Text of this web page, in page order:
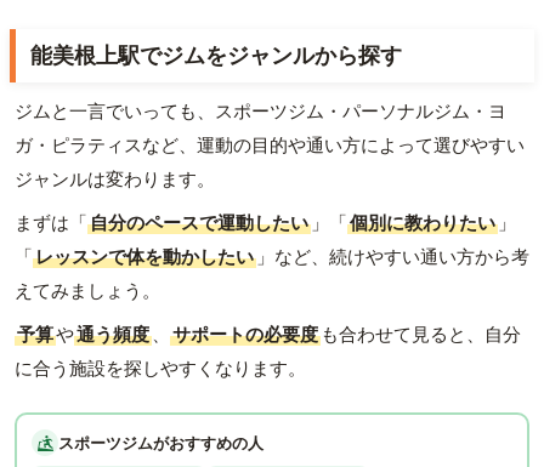
能美根上駅でジムをジャンルから探す
ジムと一言でいっても、スポーツジム・パーソナルジム・ヨ
ガ・ピラティスなど、運動の目的や通い方によって選びやすい
ジャンルは変わります。
まずは「自分のペースで運動したい 」「個別に教わりたい 」
「レッスンで体を動かしたい 」など、続けやすい通い方から考
えてみましょう。
予算や通う頻度 、 サポートの必要度 も合わせて見ると、自分
に合う施設を探しやすくなります。
スポーツジムがおすすめの人